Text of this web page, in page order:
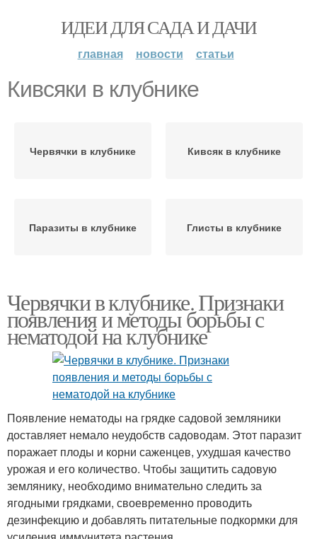
ИДЕИ ДЛЯ САДА И ДАЧИ
главная новости статьи
Кивсяки в клубнике
Червячки в клубнике Кивсяк в клубнике
Паразиты в клубнике Глисты в клубнике
Червячки в клубнике. Признаки
появления и методы борьбы с
нематодой на клубнике
Появление нематоды на грядке садовой земляники
доставляет немало неудобств садоводам. Этот паразит
поражает плоды и корни саженцев, ухудшая качество
урожая и его количество. Чтобы защитить садовую
землянику, необходимо внимательно следить за
ягодными грядками, своевременно проводить
дезинфекцию и добавлять питательные подкормки для